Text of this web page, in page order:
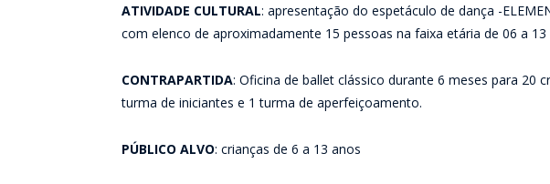
ATIVIDADE CULTURAL: apresentação do espetáculo de dança -
com elenco de aproximadamente 15 pessoas na faixa etária de 06 a 13
CONTRAPARTIDA: Oficina de ballet clássico durante 6 meses para 20
turma de iniciantes e 1 turma de aperfeiçoamento.
PÚBLICO ALVO: crianças de 6 a 13 anos